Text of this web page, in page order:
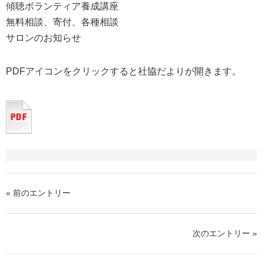
傾聴ボランティア養成講座
無料相談、寄付、各種相談
サロンのお知らせ
PDFアイコンをクリックすると社協だよりが開きます。
« 前のエントリー
次のエントリー »